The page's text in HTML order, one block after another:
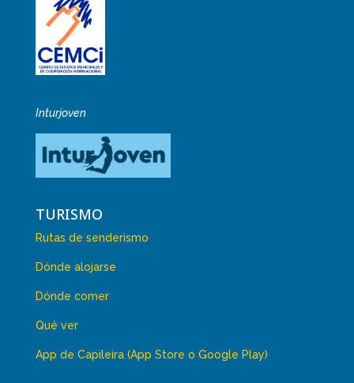
Inturjoven
TURISMO
Rutas de senderismo
Dónde alojarse
Dónde comer
Qué ver
App de Capileira (App Store o Google Play)